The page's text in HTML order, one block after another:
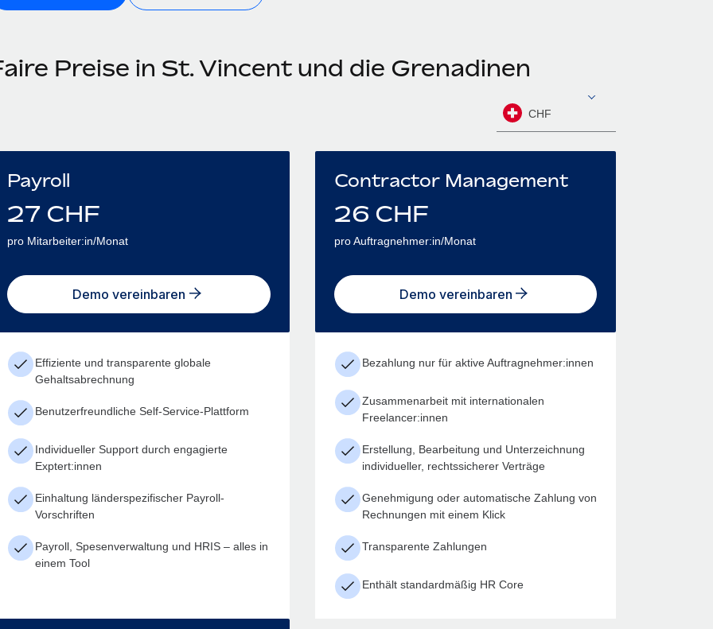
Preise in St. Vincent und die Grenadinen
CHF
Payroll
27 CHF
pro Mitarbeiter:in/Monat
Demo vereinbaren
Effiziente und transparente globale
Gehaltsabrechnung
Benutzerfreundliche Self-Service-Plattform
Individueller Support durch engagierte
Exptert:innen
Einhaltung länderspezifischer Payroll-
Vorschriften
Payroll, Spesenverwaltung und HRIS – alles in
einem Tool
Contractor Management
26 CHF
pro Auftragnehmer:in/Monat
Demo vereinbaren
Bezahlung nur für aktive Auftragnehmer:innen
Zusammenarbeit mit internationalen
Freelancer:innen
Erstellung, Bearbeitung und Unterzeichnung
individueller, rechtssicherer Verträge
Genehmigung oder automatische Zahlung von
Rechnungen mit einem Klick
Transparente Zahlungen
Enthält standardmäßig HR Core